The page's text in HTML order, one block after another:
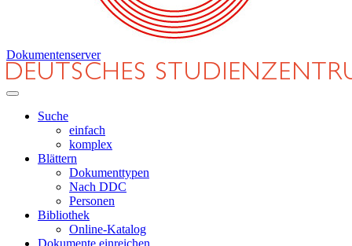
Dokumentenserver
Suche
einfach
komplex
Blättern
Dokumenttypen
Nach DDC
Personen
Bibliothek
Online-Katalog
Dokumente einreichen